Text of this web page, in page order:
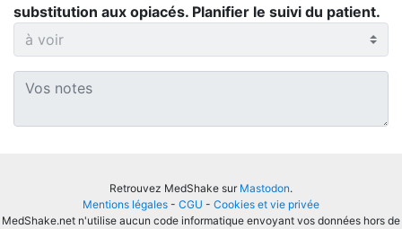
substitution aux opiacés. Planifier le suivi du patient.
Retrouvez MedShake sur Mastodon.
Mentions légales - CGU - Cookies et vie privée
MedShake.net n'utilise aucun code informatique envoyant vos données hors de